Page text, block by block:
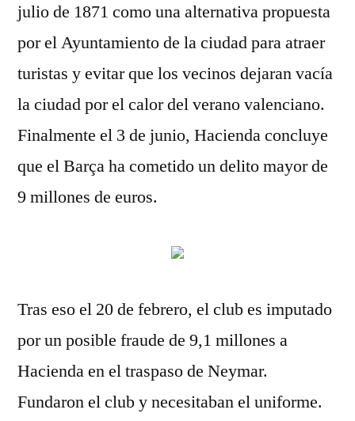
julio de 1871 como una alternativa propuesta
por el Ayuntamiento de la ciudad para atraer
turistas y evitar que los vecinos dejaran vacía
la ciudad por el calor del verano valenciano.
Finalmente el 3 de junio, Hacienda concluye
que el Barça ha cometido un delito mayor de
9 millones de euros.
Tras eso el 20 de febrero, el club es imputado
por un posible fraude de 9,1 millones a
Hacienda en el traspaso de Neymar.
Fundaron el club y necesitaban el uniforme.